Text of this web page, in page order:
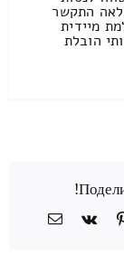
התקשר
הובלת
Pinterest
Vk
כתובת